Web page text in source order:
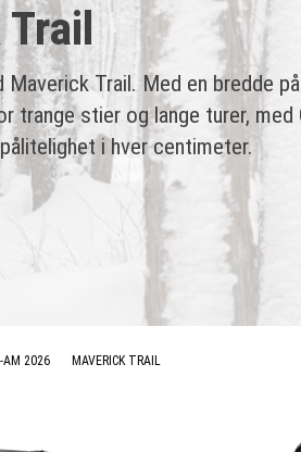
Trail. Med en bredde
trange stier og lange turer, med
i hver centimeter.
AM 2026 MAVERICK TRAIL